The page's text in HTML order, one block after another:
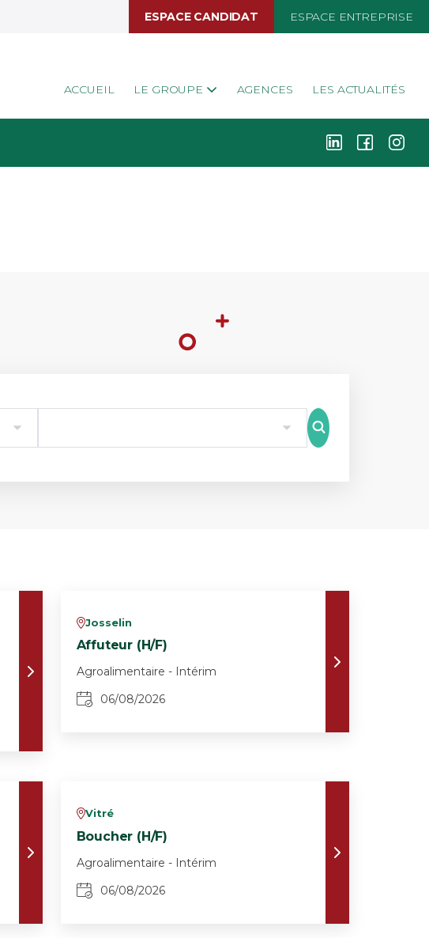
ESPACE CANDIDAT ESPACE ENTREPRISE
ACCUEIL LE GROUPE AGENCES LES ACTUALITÉS
k i j
8
vJosselin
Affuteur (H/F)
Agroalimentaire - Intérim
06/08/2026
vVitré
Boucher (H/F)
Agroalimentaire - Intérim
06/08/2026